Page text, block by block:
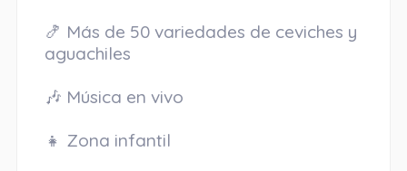
🍤 Más de 50 variedades de ceviches y
aguachiles
🎶 Música en vivo
👧 Zona infantil